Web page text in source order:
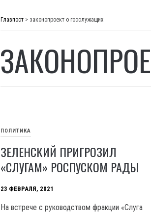
Главпост > законопроект о госслужащих
ПОЛИТИКА
ЗЕЛЕНСКИЙ ПРИГРОЗИЛ
«СЛУГАМ» РОСПУСКОМ РАДЫ
23 ФЕВРАЛЯ, 2021
На встрече с руководством фракции «Слуга